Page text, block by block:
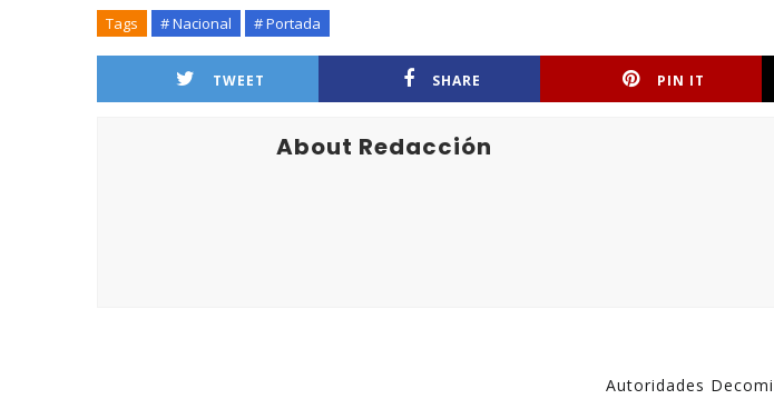
Tags # Nacional # Portada
TWEET SHARE PIN IT
About Redacción
Autoridades